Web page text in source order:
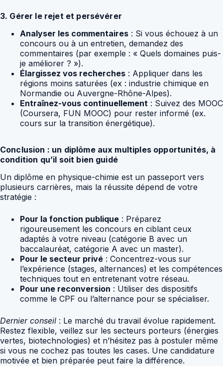
3. Gérer le rejet et persévérer
Analyser les commentaires : Si vous échouez à un
concours ou à un entretien, demandez des
commentaires (par exemple : « Quels domaines puis-
je améliorer ? »).
Élargissez vos recherches : Appliquer dans les
régions moins saturées (ex : industrie chimique en
Normandie ou Auvergne-Rhône-Alpes).
Entraînez-vous continuellement : Suivez des MOOC
(Coursera, FUN MOOC) pour rester informé (ex.
cours sur la transition énergétique).
Conclusion : un diplôme aux multiples opportunités, à
condition qu’il soit bien guidé
Un diplôme en physique-chimie est un passeport vers
plusieurs carrières, mais la réussite dépend de votre
stratégie :
Pour la fonction publique : Préparez
rigoureusement les concours en ciblant ceux
adaptés à votre niveau (catégorie B avec un
baccalauréat, catégorie A avec un master).
Pour le secteur privé : Concentrez-vous sur
l’expérience (stages, alternances) et les compétences
techniques tout en entretenant votre réseau.
Pour une reconversion : Utiliser des dispositifs
comme le CPF ou l’alternance pour se spécialiser.
Dernier conseil : Le marché du travail évolue rapidement.
Restez flexible, veillez sur les secteurs porteurs (énergies
vertes, biotechnologies) et n’hésitez pas à postuler même
si vous ne cochez pas toutes les cases. Une candidature
motivée et bien préparée peut faire la différence.